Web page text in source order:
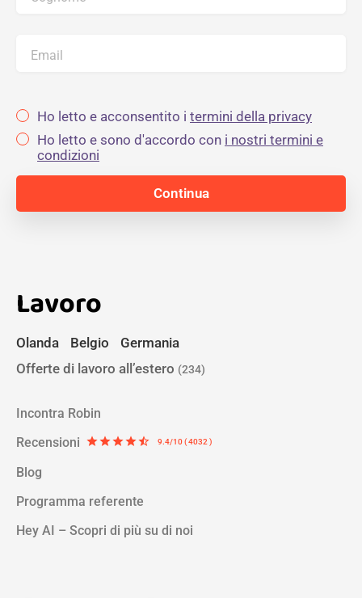
Email
Ho letto e acconsentito i termini della privacy
Ho letto e sono d'accordo con i nostri termini e
condizioni
Lavoro
Olanda Belgio
Germania
Offerte di lavoro all’estero (234)
Incontra Robin
Recensioni starstarstarstarstar_half 9.4/10 ( 4032 )
Blog
Programma referente
Hey AI – Scopri di più su di noi